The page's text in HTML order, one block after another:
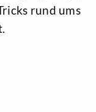
rund ums